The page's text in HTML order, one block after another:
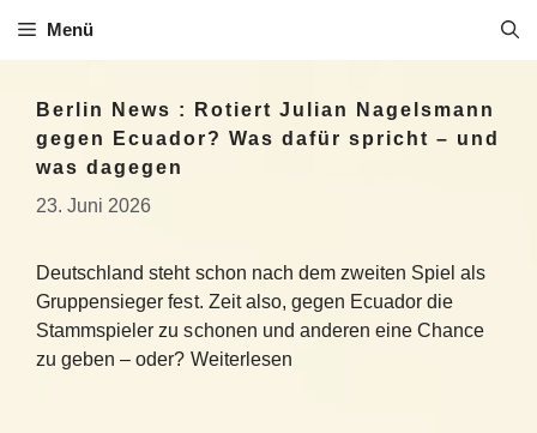
Inhalt
Menü
Berlin News : Rotiert Julian Nagelsmann
gegen Ecuador? Was dafür spricht – und
was dagegen
23. Juni 2026
Deutschland steht schon nach dem zweiten Spiel als
Gruppensieger fest. Zeit also, gegen Ecuador die
Stammspieler zu schonen und anderen eine Chance
zu geben – oder? Weiterlesen